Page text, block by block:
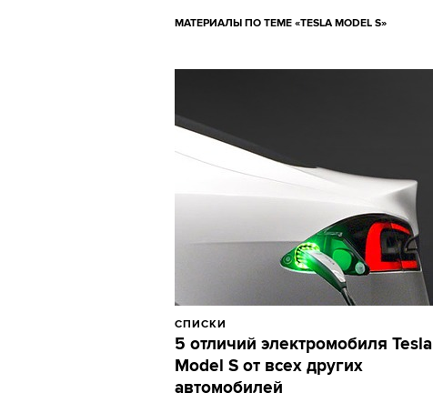
МАТЕРИАЛЫ ПО ТЕМЕ «TESLA MODEL S»
СПИСКИ
5 отличий электромобиля Tesla
Model S от всех других
автомобилей